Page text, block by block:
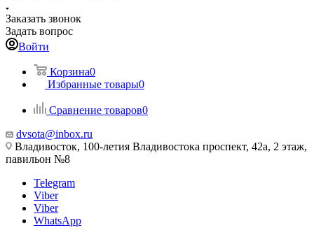
Заказать звонок
Задать вопрос
Войти
Корзина0
Избранные товары0
Сравнение товаров0
dvsota@inbox.ru
Владивосток, 100-летия Владивостока проспект, 42а, 2 этаж,
павильон №8
Telegram
Viber
Viber
WhatsApp